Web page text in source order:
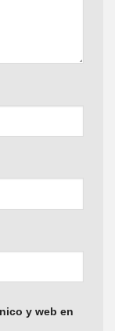
y web en